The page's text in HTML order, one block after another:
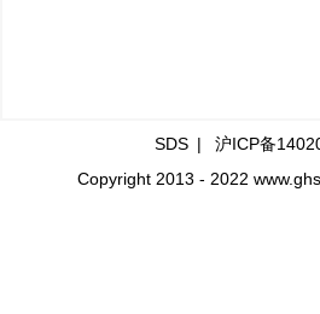
SDS | 沪ICP备
Copyright 2013 - 2022